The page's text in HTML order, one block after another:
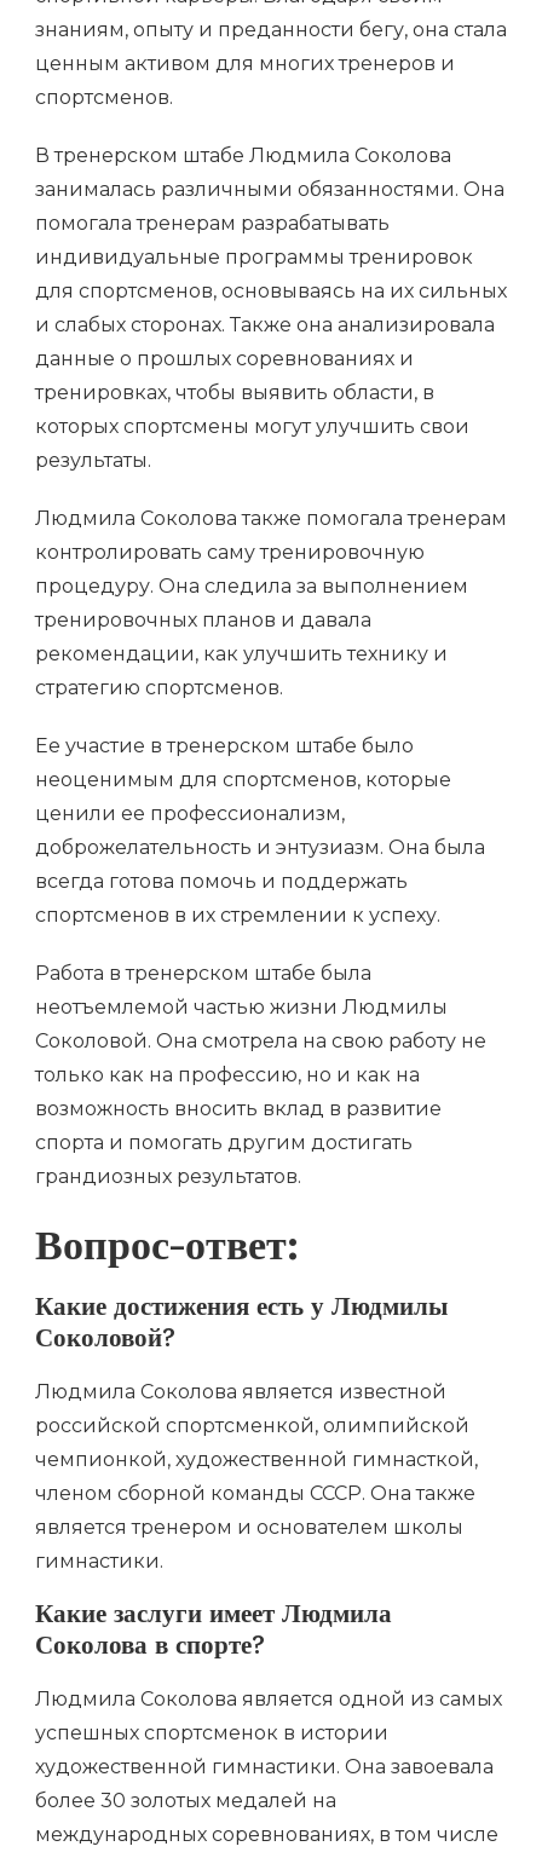
знаниям, опыту и преданности бегу, она стала
ценным активом для многих тренеров и
спортсменов.
В тренерском штабе Людмила Соколова
занималась различными обязанностями. Она
помогала тренерам разрабатывать
индивидуальные программы тренировок
для спортсменов, основываясь на их сильных
и слабых сторонах. Также она анализировала
данные о прошлых соревнованиях и
тренировках, чтобы выявить области, в
которых спортсмены могут улучшить свои
результаты.
Людмила Соколова также помогала тренерам
контролировать саму тренировочную
процедуру. Она следила за выполнением
тренировочных планов и давала
рекомендации, как улучшить технику и
стратегию спортсменов.
Ее участие в тренерском штабе было
неоценимым для спортсменов, которые
ценили ее профессионализм,
доброжелательность и энтузиазм. Она была
всегда готова помочь и поддержать
спортсменов в их стремлении к успеху.
Работа в тренерском штабе была
неотъемлемой частью жизни Людмилы
Соколовой. Она смотрела на свою работу не
только как на профессию, но и как на
возможность вносить вклад в развитие
спорта и помогать другим достигать
грандиозных результатов.
Вопрос-ответ:
Какие достижения есть у Людмилы
Соколовой?
Людмила Соколова является известной
российской спортсменкой, олимпийской
чемпионкой, художественной гимнасткой,
членом сборной команды СССР. Она также
является тренером и основателем школы
гимнастики.
Какие заслуги имеет Людмила
Соколова в спорте?
Людмила Соколова является одной из самых
успешных спортсменок в истории
художественной гимнастики. Она завоевала
более 30 золотых медалей на
международных соревнованиях, в том числе